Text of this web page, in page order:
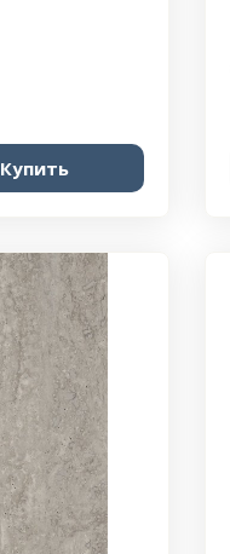
Купить